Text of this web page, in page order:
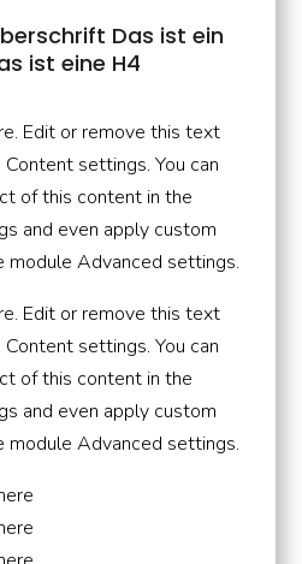
Das ist ein
ist eine H4
Edit or remove this text
settings. You can
of this content in the
and even apply custom
module Advanced settings.
Edit or remove this text
settings. You can
of this content in the
and even apply custom
module Advanced settings.